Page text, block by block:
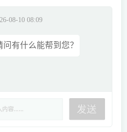
08-10 08:09
有什么能帮到您？